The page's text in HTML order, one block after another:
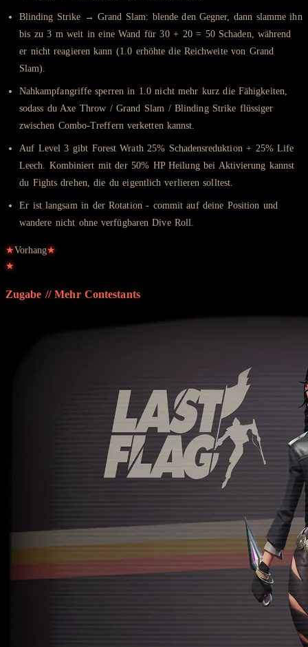
Blinding Strike → Grand Slam: blende den Gegner, dann slamme ihn
bis zu 3 m weit in eine Wand für 30 + 20 = 50 Schaden, während
er nicht reagieren kann (1.0 erhöhte die Reichweite von Grand
Slam).
Nahkampfangriffe sperren in 1.0 nicht mehr kurz die Fähigkeiten,
sodass du Axe Throw / Grand Slam / Blinding Strike flüssiger
zwischen Combo-Treffern verketten kannst.
Auf Level 3 gibt Forest Wrath 25% Schadensreduktion + 25% Life
Leech. Kombiniert mit der 50% HP Heilung bei Aktivierung kannst
du Fights drehen, die du eigentlich verlieren solltest.
Er ist langsam in der Rotation - commit auf deine Position und
wandere nicht ohne verfügbaren Dive Roll.
★Vorhang★
★
Zugabe // Mehr Contestants